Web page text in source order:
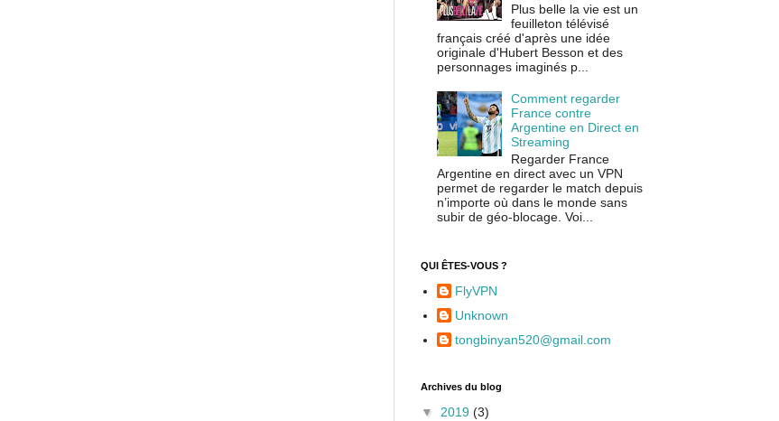
Plus belle la vie est un
feuilleton télévisé
français créé d'après une idée
originale d'Hubert Besson et des
personnages imaginés p...
Comment regarder
France contre
Argentine en Direct en
Streaming
Regarder France
Argentine en direct avec un VPN
permet de regarder le match depuis
n’importe où dans le monde sans
subir de géo-blocage. Voi...
QUI ÊTES-VOUS ?
FlyVPN
Unknown
tongbinyan520@gmail.com
Archives du blog
▼ 2019 (3)